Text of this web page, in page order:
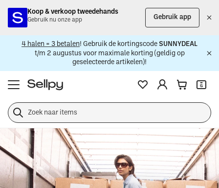
Koop & verkoop tweedehands
Gebruik nu onze app Gebruik app
4 halen = 3 betalen! Gebruik de kortingscode SUNNYDEAL
t/m 2 augustus voor maximale korting (geldig op
geselecteerde artikelen)!
Koop
en
verkoop
eenvoudig
tweedehands
artikelen
bij
Sellpy